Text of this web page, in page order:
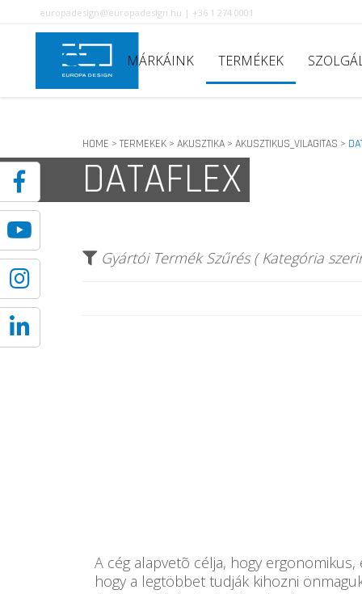
europadesign@europadesign.hu | +36 1 274 0001
MÁRKÁINK TERMÉKEK
HOME > TERMEKEK > AKUSZTIKA > AKUSZTIKUS_VILAGITAS >
DATAFLEX
Gyártói Termék Szűrés ( Kategória
A cég alapvetõ célja, hogy
hogy a legtöbbet tudják kihozni